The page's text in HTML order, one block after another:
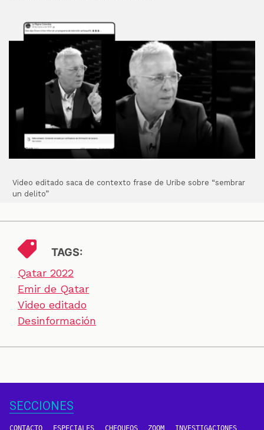
Video editado saca de contexto frase de Uribe sobre “sembrar
un delito”
TAGS:
Qatar 2022
Emir de Qatar
Video editado
Desinformación
SECCIONES